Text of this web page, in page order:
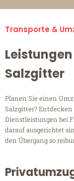
Transporte &
Salzgitter
Planen Sie einen
Salzgitter?
Dienstleistungen bei
darauf ausgerichtet
den Übergang so